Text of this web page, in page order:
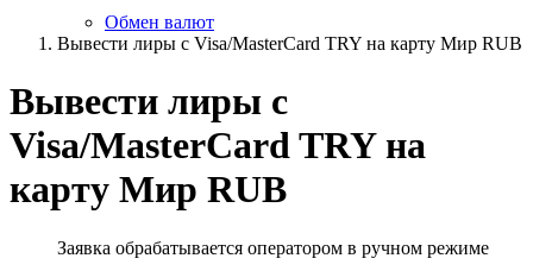
Обмен валют
Вывести лиры c Visa/MasterCard TRY на карту Мир RUB
Вывести лиры c
Visa/MasterCard TRY на
карту Мир RUB
Заявка обрабатывается оператором в ручном режиме